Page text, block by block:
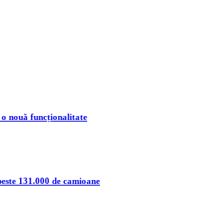
nouă funcționalitate
131.000 de camioane